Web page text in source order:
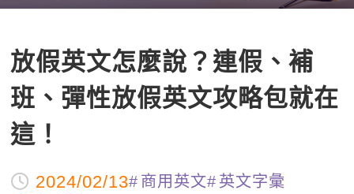
英文課程總表
英文會話
商用英文
英文檢定
全國分校
免費資源
師資團隊
放假英文怎麼說？連假、補
班、彈性放假英文攻略包就在
這！
2024/02/13 商用英文 英文字彙